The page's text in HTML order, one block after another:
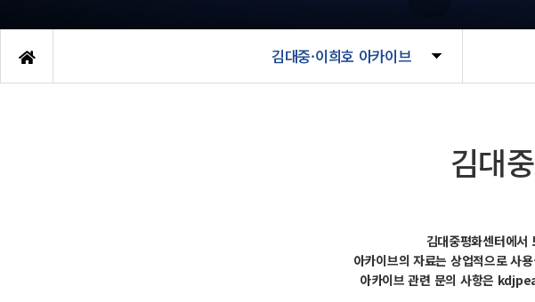
김대중·이희호 아카이브
김대
김대중평화센터에서
아카이브의 자료는 상업적으로 사
아카이브 관련 문의 사항은